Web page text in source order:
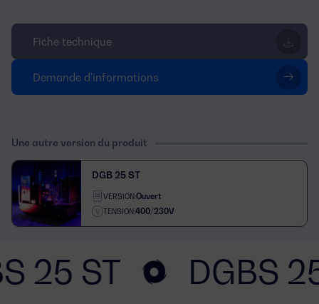
Fiche technique
Demande d'informations
Une autre version du produit
DGB 25 ST
VERSION:Ouvert
TENSION:400/230V
25 ST DGBS